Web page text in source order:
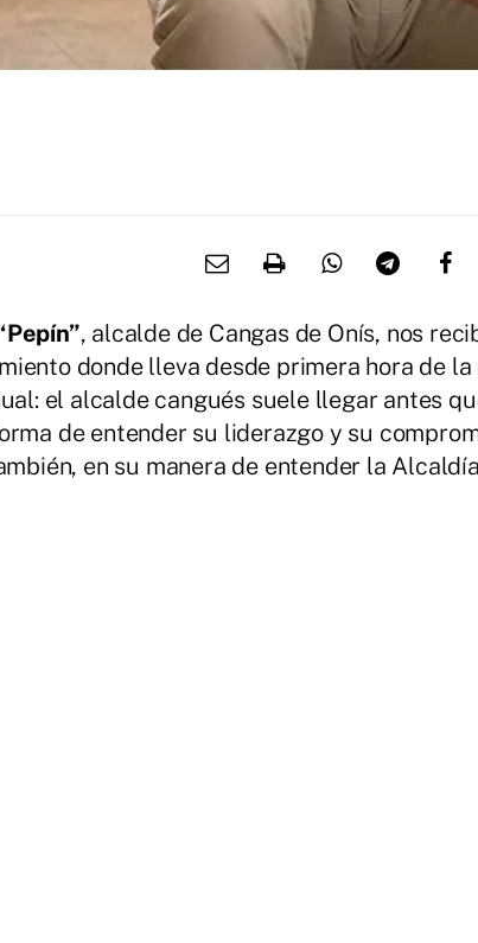
, alcalde de Cangas de Onís, nos
donde lleva desde primera hora de la
el alcalde cangués suele llegar antes
de entender su liderazgo y su
en su manera de entender la